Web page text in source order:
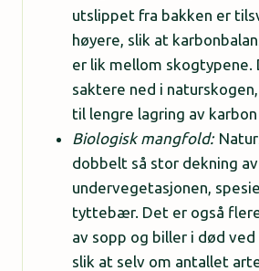
utslippet fra bakken er
høyere, slik at
er lik mellom skogtypene.
saktere ned i
til lengre lagring av
Biologisk mangfold:
dobbelt så stor dekning
undervegetasjonen,
tyttebær. Det er også
av sopp og biller i død ved
slik at selv om antallet